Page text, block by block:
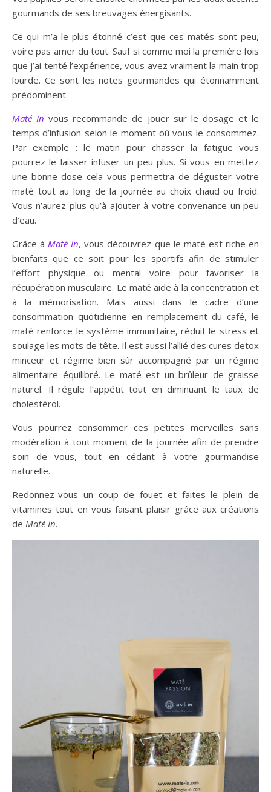
gourmands de ses breuvages énergisants.
Ce qui m’a le plus étonné c’est que ces matés sont peu,
voire pas amer du tout. Sauf si comme moi la première fois
que j’ai tenté l’expérience, vous avez vraiment la main trop
lourde. Ce sont les notes gourmandes qui étonnamment
prédominent.
Maté In vous recommande de jouer sur le dosage et le
temps d’infusion selon le moment où vous le consommez.
Par exemple : le matin pour chasser la fatigue vous
pourrez le laisser infuser un peu plus. Si vous en mettez
une bonne dose cela vous permettra de déguster votre
maté tout au long de la journée au choix chaud ou froid.
Vous n’aurez plus qu’à ajouter à votre convenance un peu
d’eau.
Grâce à Maté In, vous découvrez que le maté est riche en
bienfaits que ce soit pour les sportifs afin de stimuler
l’effort physique ou mental voire pour favoriser la
récupération musculaire. Le maté aide à la concentration et
à la mémorisation. Mais aussi dans le cadre d’une
consommation quotidienne en remplacement du café, le
maté renforce le système immunitaire, réduit le stress et
soulage les mots de tête. Il est aussi l’allié des cures detox
minceur et régime bien sûr accompagné par un régime
alimentaire équilibré. Le maté est un brûleur de graisse
naturel. Il régule l’appétit tout en diminuant le taux de
cholestérol.
Vous pourrez consommer ces petites merveilles sans
modération à tout moment de la journée afin de prendre
soin de vous, tout en cédant à votre gourmandise
naturelle.
Redonnez-vous un coup de fouet et faites le plein de
vitamines tout en vous faisant plaisir grâce aux créations
de Maté In.